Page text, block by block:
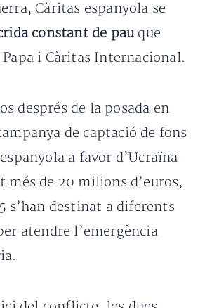
Càritas espanyola se
constant de pauque
i Càritas Internacional.
després de la posada en
de captació de fons
a favor d’Ucraïna
més de 20 milions d’euros,
s’han destinat a diferents
atendre l’emergència